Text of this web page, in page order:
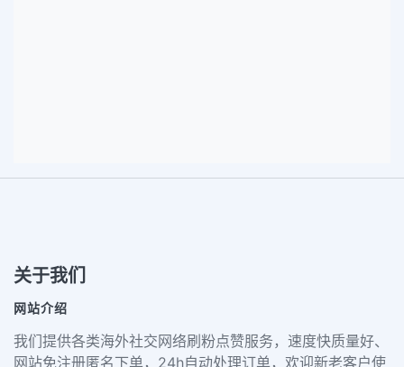
关于我们
网站介绍
我们提供各类海外社交网络刷粉点赞服务，速度快质量好、
网站免注册匿名下单，24h自动处理订单，欢迎新老客户使